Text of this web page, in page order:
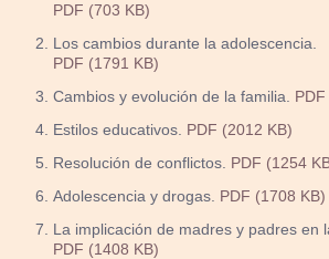
PDF (703 KB)
Los cambios durante la adolescencia.
PDF (1791 KB)
Cambios y evolución de la familia.
Estilos educativos.
PDF (2012 KB)
Resolución de conflictos.
PDF (1254
Adolescencia y drogas.
PDF (1708 KB)
La implicación de madres y padres en
PDF (1408 KB)